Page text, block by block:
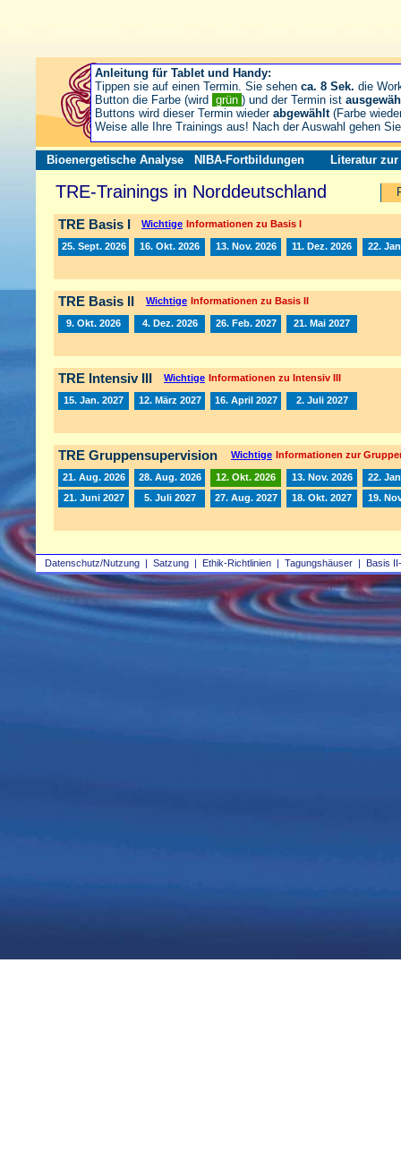
Datenschutz/Nutzung | Satzung | Ethik-Richtlinien | Tagungshäuser | Basis
Bioenergetische Analyse NIBA-Fortbildungen Literatur zur
TRE-Trainings in Norddeutschland
TRE Basis I Wichtige Informationen zu Basis I
25. Sept. 2026 16. Okt. 2026 13. Nov. 2026 11. Dez. 2026 22.
TRE Basis II Wichtige Informationen zu Basis II
9. Okt. 2026 4. Dez. 2026 26. Feb. 2027 21. Mai 2027
TRE Intensiv III Wichtige Informationen zu Intensiv III
15. Jan. 2027 12. März 2027 16. April 2027 2. Juli 2027
TRE Gruppensupervision Wichtige Informationen zur
21. Aug. 2026 28. Aug. 2026 12. Okt. 2026 13. Nov. 2026
22.
21. Juni 2027
5. Juli 2027 27. Aug. 2027 18. Okt. 2027 19.
Anleitung für Tablet und Handy:
Tippen sie auf einen Termin. Sie sehen ca. 8 Sek. die
Button die Farbe (wird grün ) und der Termin ist
Buttons wird dieser Termin wieder abgewählt(Farbe
Weise alle Ihre Trainings aus! Nach der Auswahl gehen